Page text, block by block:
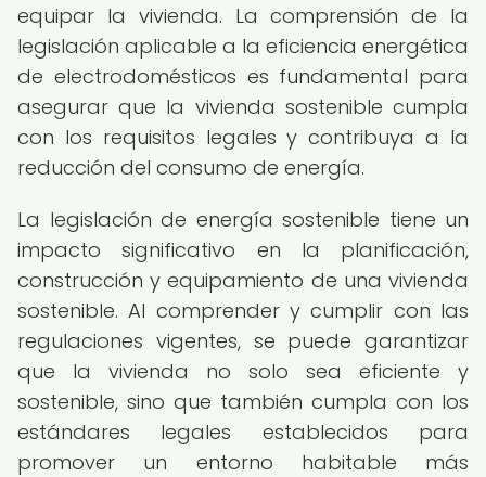
equipar la vivienda. La comprensión de la
legislación aplicable a la eficiencia energética
de electrodomésticos es fundamental para
asegurar que la vivienda sostenible cumpla
con los requisitos legales y contribuya a la
reducción del consumo de energía.
La legislación de energía sostenible tiene un
impacto significativo en la planificación,
construcción y equipamiento de una vivienda
sostenible. Al comprender y cumplir con las
regulaciones vigentes, se puede garantizar
que la vivienda no solo sea eficiente y
sostenible, sino que también cumpla con los
estándares legales establecidos para
promover un entorno habitable más